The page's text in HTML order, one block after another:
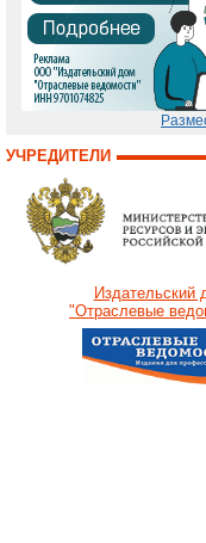
УЧРЕДИТЕЛИ
Издательский
"Отраслевые